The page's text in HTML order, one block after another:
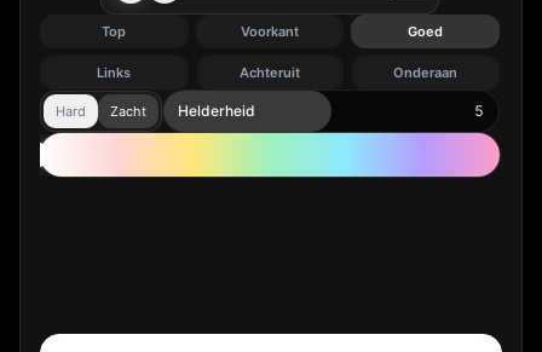
Top Voorkant Goed
Links Achteruit Onderaan
Hard Zacht Helderheid 5